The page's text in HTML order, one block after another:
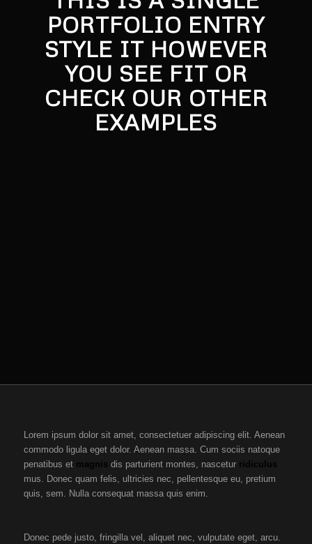
PORTFOLIO ENTRY
STYLE IT HOWEVER
YOU SEE FIT OR
CHECK OUR OTHER
EXAMPLES
Lorem ipsum dolor sit amet, consectetuer adipiscing elit. Aenean
commodo ligula eget dolor. Aenean massa. Cum sociis natoque
penatibus et magnis dis parturient montes, nascetur ridiculus
mus. Donec quam felis, ultricies nec, pellentesque eu, pretium
quis, sem. Nulla consequat massa quis enim.
Donec pede justo, fringilla vel, aliquet nec, vulputate eget, arcu.